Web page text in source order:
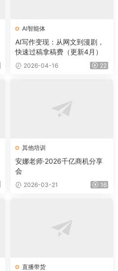
AI智能体
AI写作变现：从网文到漫剧，
快速过稿拿稿费（更新4月）
2026-04-16 22
其他培训
安娜老师·2026千亿商机分享
会
2026-03-21 16
直播带货